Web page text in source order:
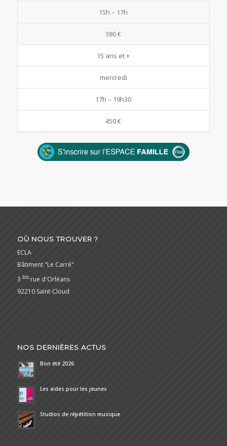
15h – 17h
386 €
15 ans et +
mercredi
17h – 19h30
450 €
OÙ NOUS TROUVER ?
ECLA
Bâtiment "Le Carré"
3 bisrue d'Orléans
92210 Saint-Cloud
NOS DERNIÈRES ACTUS
Bon été 2026
Les aides pour les jeunes
Studios de répétition musique